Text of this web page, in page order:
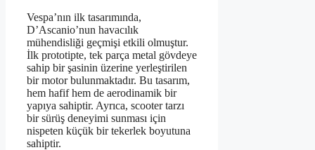
Vespa’nın ilk tasarımında,
D’Ascanio’nun havacılık
mühendisliği geçmişi etkili olmuştur.
İlk prototipte, tek parça metal gövdeye
sahip bir şasinin üzerine yerleştirilen
bir motor bulunmaktadır. Bu tasarım,
hem hafif hem de aerodinamik bir
yapıya sahiptir. Ayrıca, scooter tarzı
bir sürüş deneyimi sunması için
nispeten küçük bir tekerlek boyutuna
sahiptir.